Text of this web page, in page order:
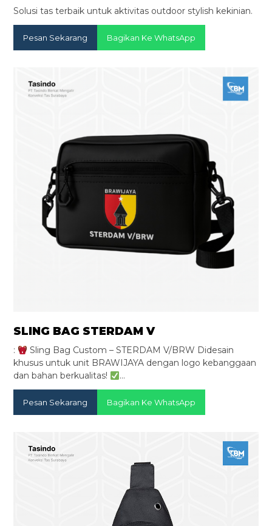
Solusi tas terbaik untuk aktivitas outdoor stylish kekinian.
Pesan Sekarang Bagikan Ke WhatsApp
SLING BAG STERDAM V
:
Sling Bag Custom – STERDAM V/BRW Didesain
khusus untuk unit BRAWIJAYA dengan logo kebanggaan
dan bahan berkualitas!
…
Pesan Sekarang Bagikan Ke WhatsApp